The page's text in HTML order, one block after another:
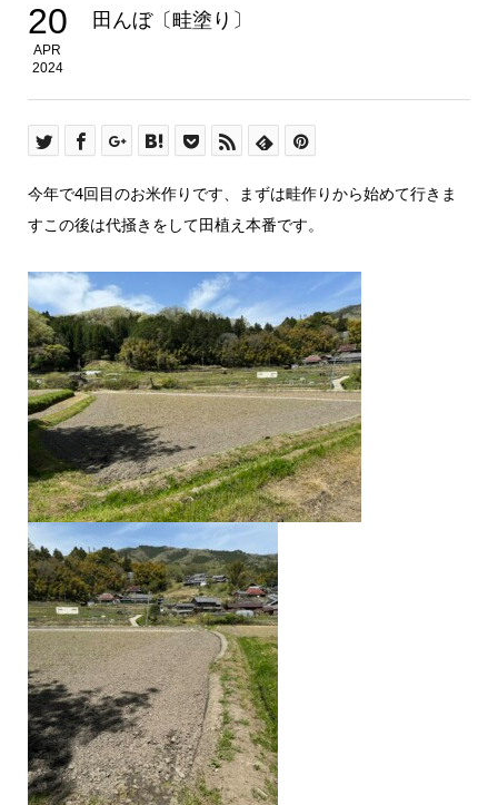
20
APR
2024
田んぼ〔畦塗り〕
今年で4回目のお米作りです、まずは畦作りから始めて行きま
すこの後は代掻きをして田植え本番です。